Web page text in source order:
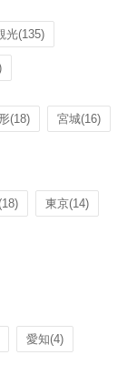
光(135)
(18) 宮城(16)
東京(14)
愛知(4)